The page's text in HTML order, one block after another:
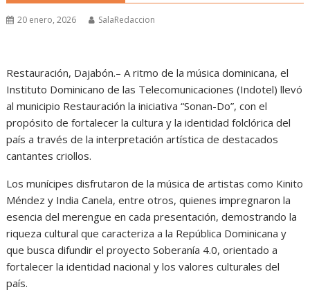
20 enero, 2026 SalaRedaccion
Restauración, Dajabón.– A ritmo de la música dominicana, el
Instituto Dominicano de las Telecomunicaciones (Indotel) llevó
al municipio Restauración la iniciativa “Sonan-Do”, con el
propósito de fortalecer la cultura y la identidad folclórica del
país a través de la interpretación artística de destacados
cantantes criollos.
Los munícipes disfrutaron de la música de artistas como Kinito
Méndez y India Canela, entre otros, quienes impregnaron la
esencia del merengue en cada presentación, demostrando la
riqueza cultural que caracteriza a la República Dominicana y
que busca difundir el proyecto Soberanía 4.0, orientado a
fortalecer la identidad nacional y los valores culturales del
país.